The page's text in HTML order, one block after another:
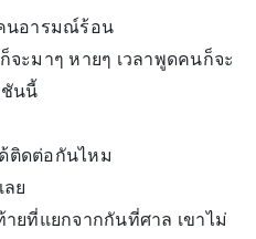
คนอารมณ์ร้อน
ะมาๆ หายๆ เวลาพูดคนก็จะ
ชันนี้
ติดต่อกันไหม
ย
ยที่แยกจากกันที่ศาล เขาไม่